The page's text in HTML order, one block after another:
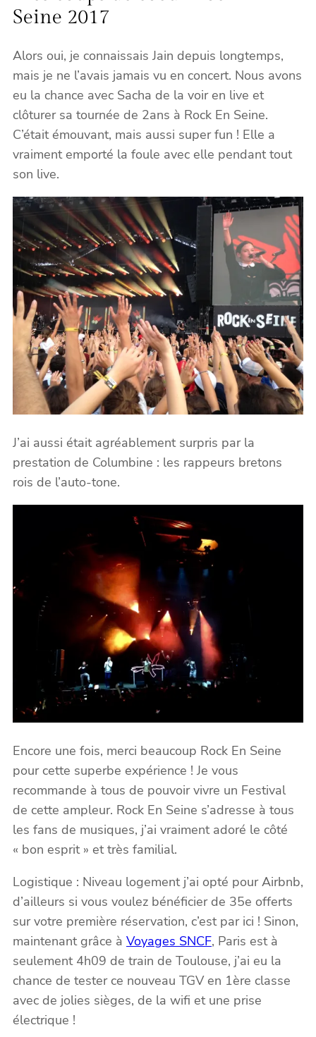
Seine 2017
Alors oui, je connaissais Jain depuis longtemps,
mais je ne l’avais jamais vu en concert. Nous avons
eu la chance avec Sacha de la voir en live et
clôturer sa tournée de 2ans à Rock En Seine.
C’était émouvant, mais aussi super fun ! Elle a
vraiment emporté la foule avec elle pendant tout
son live.
J’ai aussi était agréablement surpris par la
prestation de Columbine : les rappeurs bretons
rois de l’auto-tone.
Encore une fois, merci beaucoup Rock En Seine
pour cette superbe expérience ! Je vous
recommande à tous de pouvoir vivre un Festival
de cette ampleur. Rock En Seine s’adresse à tous
les fans de musiques, j’ai vraiment adoré le côté
« bon esprit » et très familial.
Logistique : Niveau logement j’ai opté pour Airbnb,
d’ailleurs si vous voulez bénéficier de 35e offerts
sur votre première réservation, c’est par ici ! Sinon,
maintenant grâce à Voyages SNCF, Paris est à
seulement 4h09 de train de Toulouse, j’ai eu la
chance de tester ce nouveau TGV en 1ère classe
avec de jolies sièges, de la wifi et une prise
électrique !